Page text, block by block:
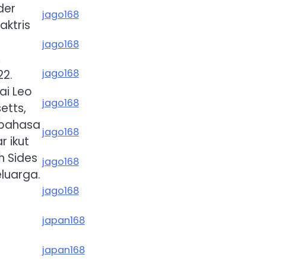
Leo
ikut
Sides
jago168
jago168
jago168
jago168
jago168
jago168
jago168
japan168
japan168